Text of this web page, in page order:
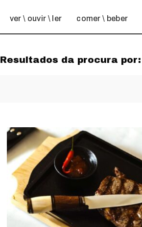
ver \ ouvir \ ler comer \ beber
Resultados da procura por: